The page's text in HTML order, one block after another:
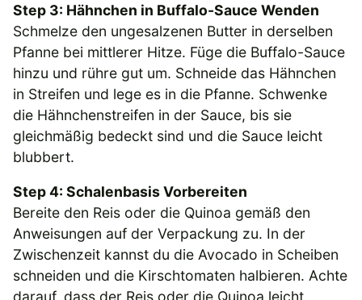
Step 3: Hähnchen in Buffalo-Sauce Wenden
Schmelze den ungesalzenen Butter in derselben
Pfanne bei mittlerer Hitze. Füge die Buffalo-Sauce
hinzu und rühre gut um. Schneide das Hähnchen
in Streifen und lege es in die Pfanne. Schwenke
die Hähnchenstreifen in der Sauce, bis sie
gleichmäßig bedeckt sind und die Sauce leicht
blubbert.
Step 4: Schalenbasis Vorbereiten
Bereite den Reis oder die Quinoa gemäß den
Anweisungen auf der Verpackung zu. In der
Zwischenzeit kannst du die Avocado in Scheiben
schneiden und die Kirschtomaten halbieren. Achte
darauf, dass der Reis oder die Quinoa leicht